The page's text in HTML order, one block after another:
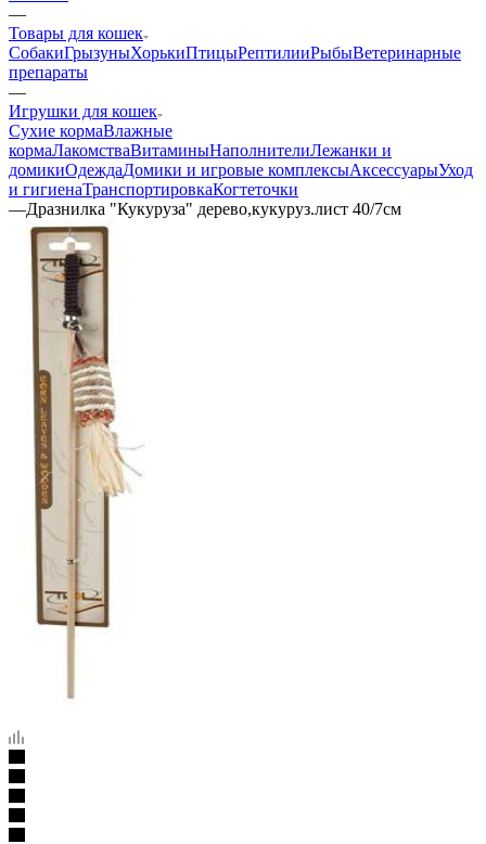
—
Товары для кошек
СобакиГрызуныХорькиПтицыРептилииРыбыВетеринарные
препараты
—
Игрушки для кошек
Сухие кормаВлажные
кормаЛакомстваВитаминыНаполнителиЛежанки и
домикиОдеждаДомики и игровые комплексыАксессуарыУход
и гигиенаТранспортировкаКогтеточки
—Дразнилка "Кукуруза" дерево,кукуруз.лист 40/7см